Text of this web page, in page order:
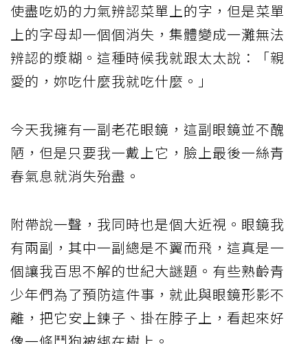
使盡吃奶的力氣辨認菜單上的字，但是菜單
上的字母却一個個消失，集體變成一灘無法
辨認的漿糊。這種時候我就跟太太說：「親
愛的，妳吃什麼我就吃什麼。」
今天我擁有一副老花眼鏡，這副眼鏡並不醜
陋，但是只要我一戴上它，臉上最後一絲青
春氣息就消失殆盡。
附帶說一聲，我同時也是個大近視。眼鏡我
有兩副，其中一副總是不翼而飛，這真是一
個讓我百思不解的世紀大謎題。有些熟齡青
少年們為了預防這件事，就此與眼鏡形影不
離，把它安上鍊子、掛在脖子上，看起來好